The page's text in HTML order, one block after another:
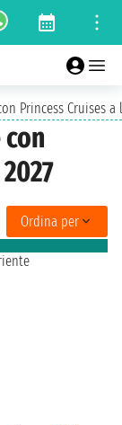
Princess Cruises a
Ordina per